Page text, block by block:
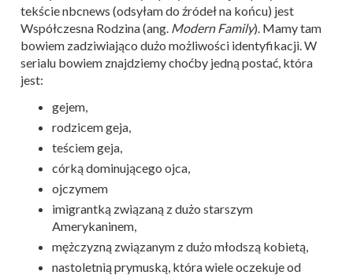
tekście nbcnews (odsyłam do źródeł na końcu) jest
Współczesna Rodzina (ang. Modern Family). Mamy tam
bowiem zadziwiająco dużo możliwości identyfikacji. W
serialu bowiem znajdziemy choćby jedną postać, która
jest:
gejem,
rodzicem geja,
teściem geja,
córką dominującego ojca,
ojczymem
imigrantką związaną z dużo starszym
Amerykaninem,
mężczyzną związanym z dużo młodszą kobietą,
nastoletnią prymuską, która wiele oczekuje od